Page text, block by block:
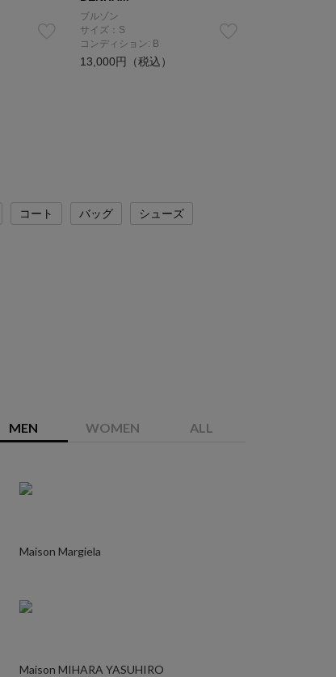
ブルゾン
サイズ：S
コンディション: B
13,000円（税込）
コート バッグ
シューズ
MEN WOMEN ALL
Maison Margiela
Maison MIHARA YASUHIRO